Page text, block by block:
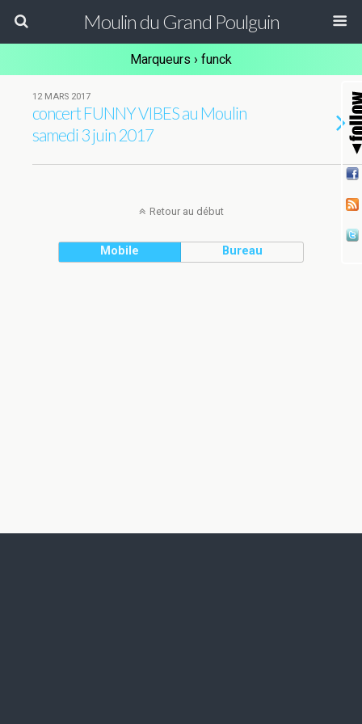
Moulin du Grand Poulguin
Marqueurs › funck
12 MARS 2017
concert FUNNY VIBES au Moulin
samedi 3 juin 2017
Retour au début
Mobile Bureau